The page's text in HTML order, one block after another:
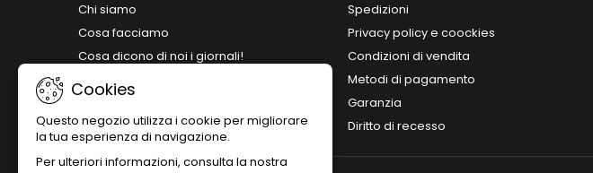
Chi siamo
Cosa facciamo
Cosa dicono di noi i giornali!
Siamo abilitati ai bandi del MePA!
Contattaci
Spedizioni
Privacy policy e coockies
Condizioni di vendita
Metodi di pagamento
Garanzia
Diritto di recesso
Cookies
Questo negozio utilizza i cookie per migliorare
la tua esperienza di navigazione.
Per ulteriori informazioni, consulta la nostra